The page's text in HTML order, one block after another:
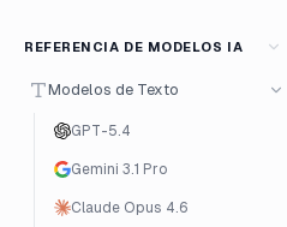
REFERENCIA DE MODELOS IA
Modelos de Texto
GPT-5.4
Gemini 3.1 Pro
Claude Opus 4.6